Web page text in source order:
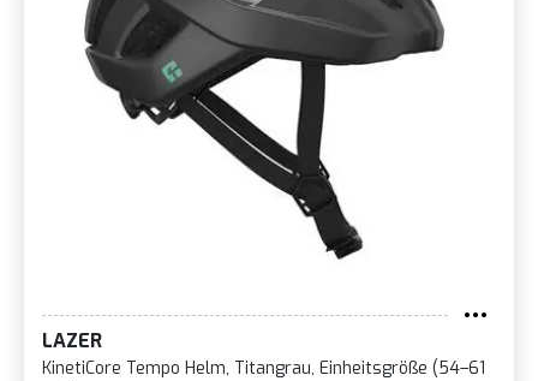
LAZER
KinetiCore Tempo Helm, Titangrau, Einheitsgröße (54–61